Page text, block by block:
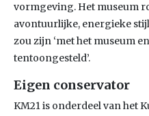
vormgeving. Het museum
avontuurlijke, energieke
zou zijn ‘met het museum
tentoongesteld’.
Eigen conservator
KM21 is onderdeel van het